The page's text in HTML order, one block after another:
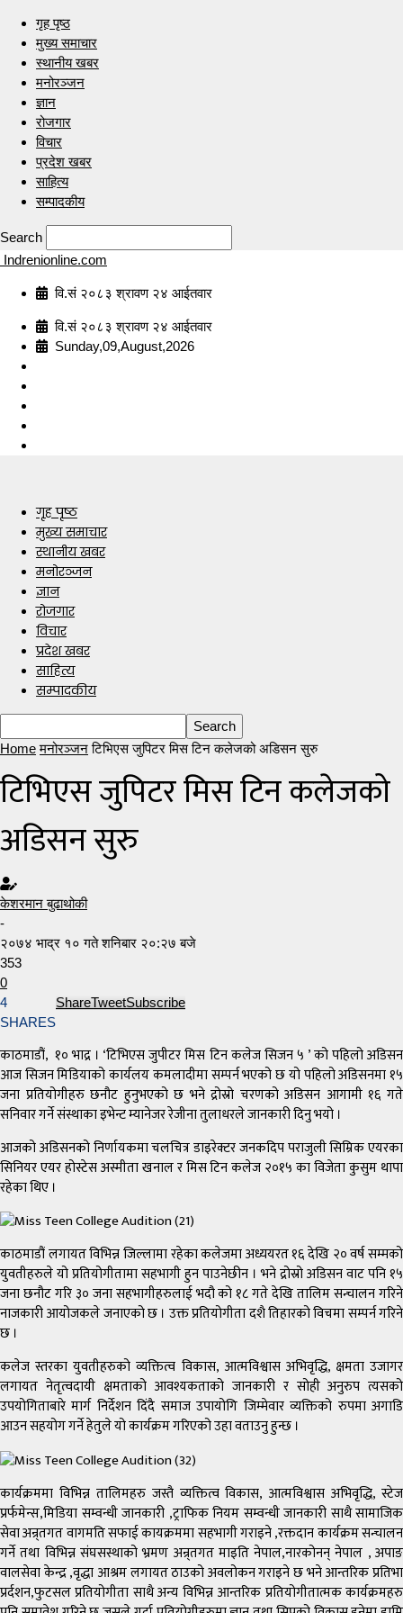
गृह पृष्ठ
मुख्य समाचार
स्थानीय खबर
मनोरञ्जन
ज्ञान
रोजगार
विचार
प्रदेश खबर
साहित्य
सम्पादकीय
Search
Indrenionline.com
वि.सं २०८३ श्रावण २४ आईतवार
वि.सं २०८३ श्रावण २४ आईतवार
Sunday,09,August,2026
गृह पृष्ठ
मुख्य समाचार
स्थानीय खबर
मनोरञ्जन
ज्ञान
रोजगार
विचार
प्रदेश खबर
साहित्य
सम्पादकीय
Home मनोरञ्जन टिभिएस जुपिटर मिस टिन कलेजको अडिसन सुरु
टिभिएस जुपिटर मिस टिन कलेजको
अडिसन सुरु
केशरमान बुढाथोकी
-
२०७४ भाद्र १० गते शनिबार २०:२७ बजे
353
0
4
SHARES
ShareTweetSubscribe
काठमाडौं, १० भाद्र । ‘टिभिएस जुपीटर मिस टिन कलेज सिजन ५ ’ को पहिलो अडिसन
आज सिजन मिडियाको कार्यलय कमलादीमा सम्पर्न भएको छ यो पहिलो अडिसनमा १५
जना प्रतियोगीहरु छनौट हुनुभएको छ भने द्रोस्रो चरणको अडिसन आगामी १६ गते
सनिवार गर्ने संस्थाका इभेन्ट म्यानेजर रेजीना तुलाधरले जानकारी दिनु भयो ।
आजको अडिसनको निर्णायकमा चलचित्र डाइरेक्टर जनकदिप पराजुली सिम्रिक एयरका
सिनियर एयर होस्टेस अस्मीता खनाल र मिस टिन कलेज २०१५ का विजेता कुसुम थापा
रहेका थिए ।
काठमाडौं लगायत विभिन्न जिल्लामा रहेका कलेजमा अध्ययरत १६ देखि २० वर्ष सम्मको
युवतीहरुले यो प्रतियोगीतामा सहभागी हुन पाउनेछीन । भने द्रोस्रो अडिसन वाट पनि १५
जना छनौट गरि ३० जना सहभागीहरुलाई भदौ को १८ गते देखि तालिम सन्चालन गरिने
नाजकारी आयोजकले जनाएको छ । उक्त प्रतियोगीता दशै तिहारको विचमा सम्पर्न गरिने
छ ।
कलेज स्तरका युवतीहरुको व्यक्तित्व विकास, आत्मविश्वास अभिवृद्धि, क्षमता उजागर
लगायत नेतृत्वदायी क्षमताको आवश्यकताको जानकारी र सोही अनुरुप त्यसको
उपयोगिताबारे मार्ग निर्देशन दिंदै समाज उपायोगि जिम्मेवार व्यक्तिको रुपमा अगाडि
आउन सहयोग गर्ने हेतुले यो कार्यक्रम गरिएको उहा वताउनु हुन्छ ।
कार्यक्रममा विभिन्न तालिमहरु जस्तै व्यक्तित्व विकास, आत्मविश्वास अभिवृद्धि, स्टेज
प्रर्फमेन्स,मिडिया सम्वन्धी जानकारी ,ट्राफिक नियम सम्वन्धी जानकारी साथै सामाजिक
सेवा अन्र्तगत वागमति सफाई कायक्रममा सहभागी गराइने ,रक्तदान कार्यक्रम सन्चालन
गर्ने तथा विभिन्न संघसस्थाको भ्रमण अन्र्तगत माइति नेपाल,नारकोनन् नेपाल , अपाङ
वालसेवा केन्द्र ,वृद्धा आश्रम लगायत ठाउको अवलोकन गराइने छ भने आन्तरिक प्रतिभा
प्रर्दशन,फुटसल प्रतियोगीता साथै अन्य विभिन्न आन्तरिक प्रतियोगीतात्मक कार्यक्रमहरु